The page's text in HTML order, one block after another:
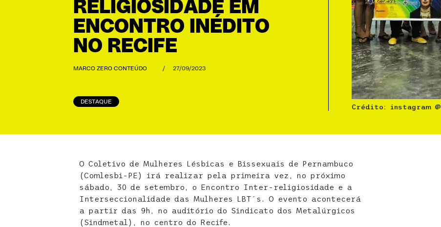
RELIGIOSIDADE EM
ENCONTRO INÉDITO
NO RECIFE
MARCO ZERO CONTEÚDO / 27/09/2023
DESTAQUE
Crédito: instagram
O Coletivo de Mulheres Lésbicas e Bissexuais de Pernambuco
(Comlesbi-PE) irá realizar pela primeira vez, no próximo
sábado, 30 de setembro, o Encontro Inter-religiosidade e a
Interseccionalidade das Mulheres LBT´s. O evento acontecerá
a partir das 9h, no auditório do Sindicato dos Metalúrgicos
(Sindmetal), no centro do Recife.